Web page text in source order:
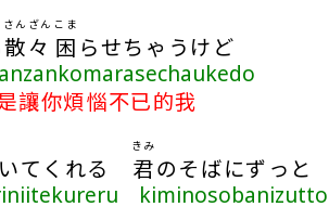
散々
さんざん
困
こま
らせちゃうけど
讓你煩惱不已的我
てくれる 君
きみ
のそばにずっと
kiminosobanizutto